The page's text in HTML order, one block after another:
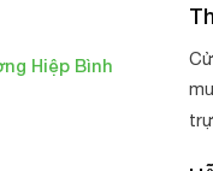
Hiệp Bình